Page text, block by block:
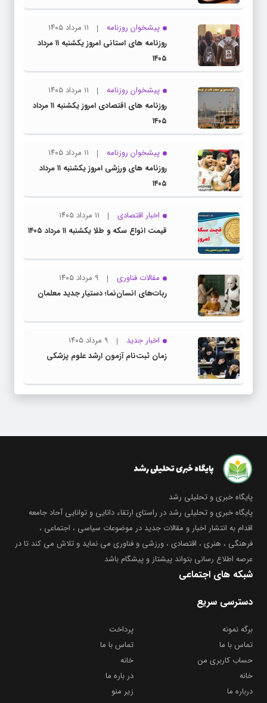
پیشخوان روزنامه
۱۱ مرداد ۱۴۰۵
روزنامه های استانی امروز یکشنبه ۱۱ مرداد
۱۴۰۵
پیشخوان روزنامه
۱۱ مرداد ۱۴۰۵
روزنامه های اقتصادی امروز یکشنبه ۱۱ مرداد
۱۴۰۵
پیشخوان روزنامه
۱۱ مرداد ۱۴۰۵
روزنامه های ورزشی امروز یکشنبه ۱۱ مرداد
۱۴۰۵
اخبار اقتصادی
۱۱ مرداد ۱۴۰۵
قیمت انواع سکه و طلا یکشنبه ۱۱ مرداد ۱۴۰۵
مقالات فناوری
۹ مرداد ۱۴۰۵
ربات‌های انسان‌نما؛ دستیار جدید معلمان
اخبار جدید
۹ مرداد ۱۴۰۵
زمان ثبت‌نام آزمون ارشد علوم پزشکی
پایگاه خبری و تحلیلی رشد
پایگاه خبری و تحلیلی رشد در راستای ارتقاء دانایی و توانایی آحاد جامعه
اقدام به انتشار اخبار و مقالات جدید در موضوعات سیاسی ، اجتماعی ،
فرهنگی ، هنری ، اقتصادی ، ورزشی و فناوری می نماید و تلاش می کند تا در
عرصه اطلاع رسانی بتواند پیشتاز و پیشگام باشد
شبکه های اجتماعی
دسترسی سریع
برگه نمونه
پرداخت
تماس با ما
تماس با ما
حساب کاربری من
خانه
خانه
در باره ما
درباره ما
زیر منو